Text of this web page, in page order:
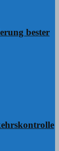
bester